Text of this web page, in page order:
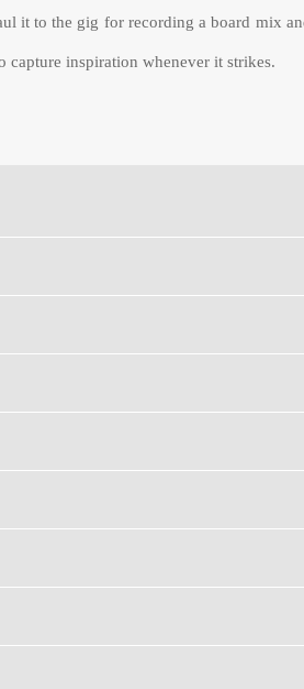
it to the gig for recording a board mix
capture inspiration whenever it strikes.